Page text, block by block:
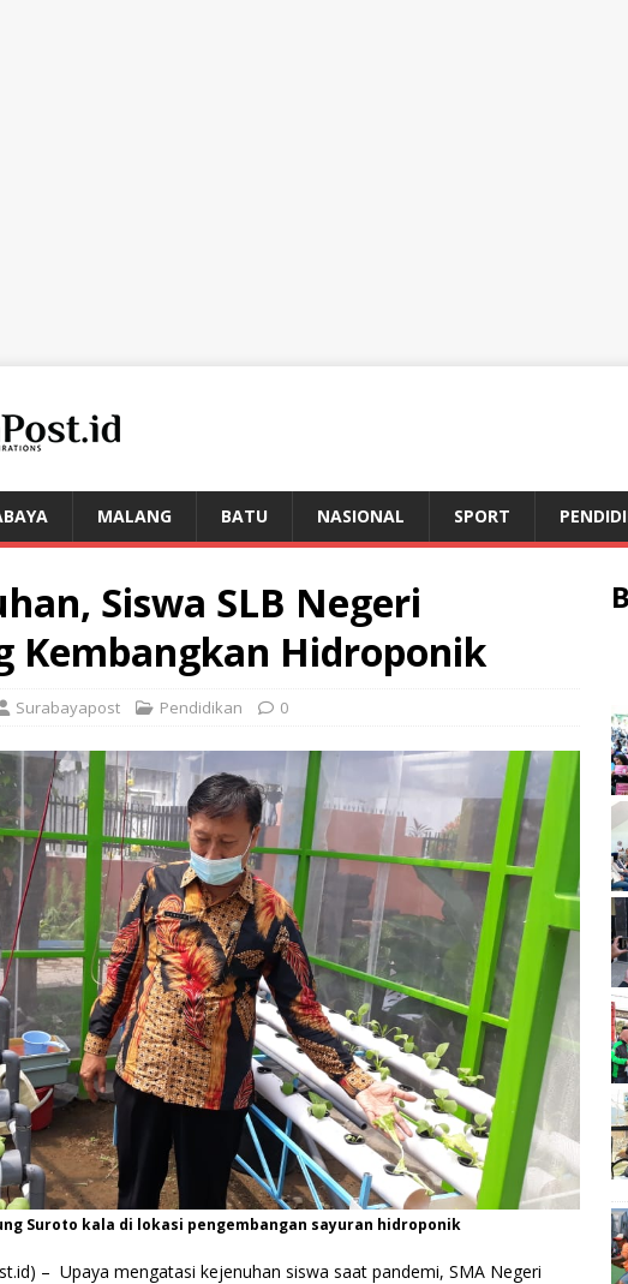
MALANG BATU NASIONAL SPORT
Siswa SLB Negeri
Kembangkan Hidroponik
Surabayapost Pendidikan 0
Suroto kala di lokasi pengembangan sayuran hidroponik
– Upaya mengatasi kejenuhan siswa saat pandemi, SMA Negeri